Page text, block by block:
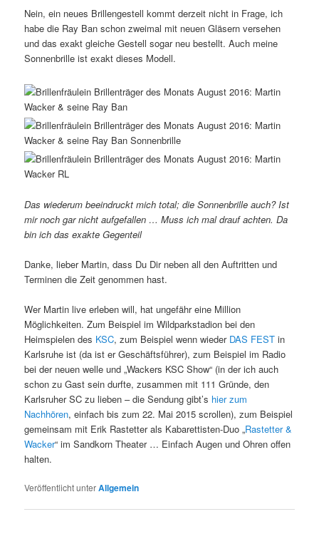
Nein, ein neues Brillengestell kommt derzeit nicht in Frage, ich
habe die Ray Ban schon zweimal mit neuen Gläsern versehen
und das exakt gleiche Gestell sogar neu bestellt. Auch meine
Sonnenbrille ist exakt dieses Modell.
Das wiederum beeindruckt mich total; die Sonnenbrille auch? Ist
mir noch gar nicht aufgefallen … Muss ich mal drauf achten. Da
bin ich das exakte Gegenteil
Danke, lieber Martin, dass Du Dir neben all den Auftritten und
Terminen die Zeit genommen hast.
Wer Martin live erleben will, hat ungefähr eine Million
Möglichkeiten. Zum Beispiel im Wildparkstadion bei den
Heimspielen des KSC, zum Beispiel wenn wieder DAS FEST in
Karlsruhe ist (da ist er Geschäftsführer), zum Beispiel im Radio
bei der neuen welle und „Wackers KSC Show“ (in der ich auch
schon zu Gast sein durfte, zusammen mit 111 Gründe, den
Karlsruher SC zu lieben – die Sendung gibt’s hier zum
Nachhören, einfach bis zum 22. Mai 2015 scrollen), zum Beispiel
gemeinsam mit Erik Rastetter als Kabarettisten-Duo „Rastetter &
Wacker“ im Sandkorn Theater … Einfach Augen und Ohren offen
halten.
Veröffentlicht unterAllgemein